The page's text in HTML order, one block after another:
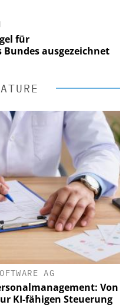
für
ausgezeichnet
AG
Von
fähigen Steuerung